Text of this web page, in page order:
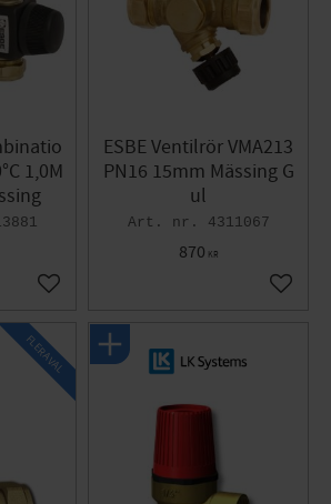
1,0M
Lägg till i favoriter
ESBE Ventilrör VMA213
PN16 15mm Mässing G
ul
4311067
870 KR
Lägg
FLERA VAL